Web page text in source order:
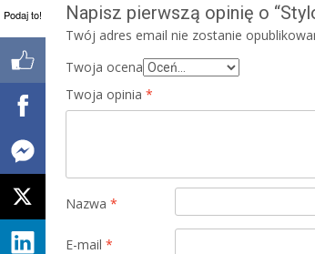
Napisz pierwszą opinię o
Twój adres email nie zostanie
Twoja ocena
Twoja opinia *
Nazwa *
E-mail *
Podaj to!